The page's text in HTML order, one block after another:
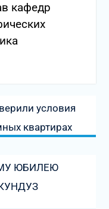
кафедр
условия
квартирах
ЮБИЛЕЮ